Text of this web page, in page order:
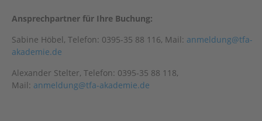
Ansprechpartner für Ihre Buchung:
Sabine Höbel, Telefon: 0395-35 88 116, Mail: anmeldung@tfa-
akademie.de
Alexander Stelter, Telefon: 0395-35 88 118,
Mail: anmeldung@tfa-akademie.de